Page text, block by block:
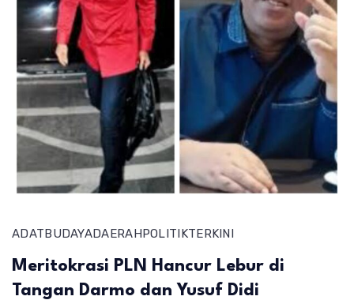
ADATBUDAYADAERAHPOLITIKTERKINI
Meritokrasi PLN Hancur Lebur di
Tangan Darmo dan Yusuf Didi